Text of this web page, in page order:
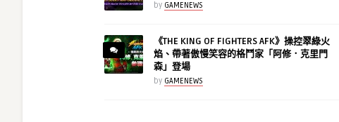
by GAMENEWS
《THE KING OF FIGHTERS AFK》操控翠綠火
焰、帶著傲慢笑容的格鬥家「阿修．克里門
森」登場
by GAMENEWS